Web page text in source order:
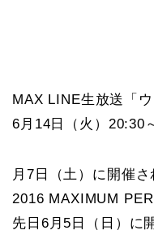
MAX LINE生放送「
6月14日（火）20:30
月7日（土）に開催
2016 MAXIMUM
先日6月5日（日）に